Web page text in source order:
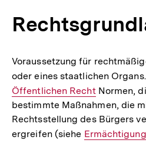
Übersicht
Voraussetzung für
oder eines staatlichen
Öffentlichen RechtNormen,
bestimmte Maßnahmen, die
Rechtsstellung des Bürgers
ergreifen (siehe Interner